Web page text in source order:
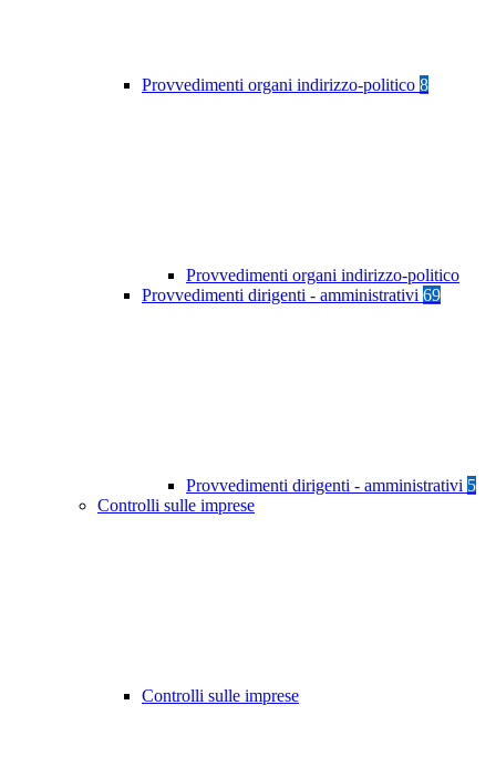
Provvedimenti organi indirizzo-politico 8
Provvedimenti organi indirizzo-politico
Provvedimenti dirigenti - amministrativi 69
Provvedimenti dirigenti - amministrativi 5
Controlli sulle imprese
Controlli sulle imprese